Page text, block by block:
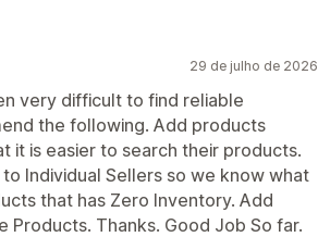
29 de julho de 2026
very difficult to find reliable
the following. Add products
it is easier to search their products.
Individual Sellers so we know what
that has Zero Inventory. Add
Products. Thanks. Good Job So far.